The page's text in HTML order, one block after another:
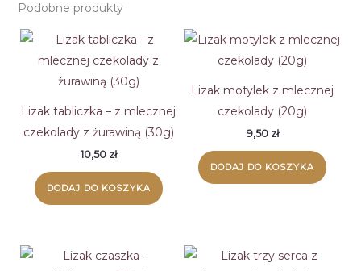
Podobne produkty
Lizak tabliczka – z mlecznej
czekolady z żurawiną (30g)
10,50 zł
DODAJ DO KOSZYKA
Lizak motylek z mlecznej
czekolady (20g)
9,50 zł
DODAJ DO KOSZYKA